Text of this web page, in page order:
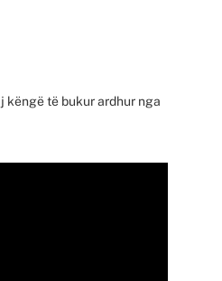
këngë të bukur ardhur nga